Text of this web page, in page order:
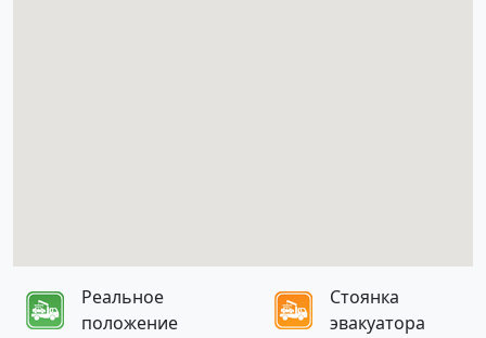
Реальное
положение
Стоянка
эвакуатора